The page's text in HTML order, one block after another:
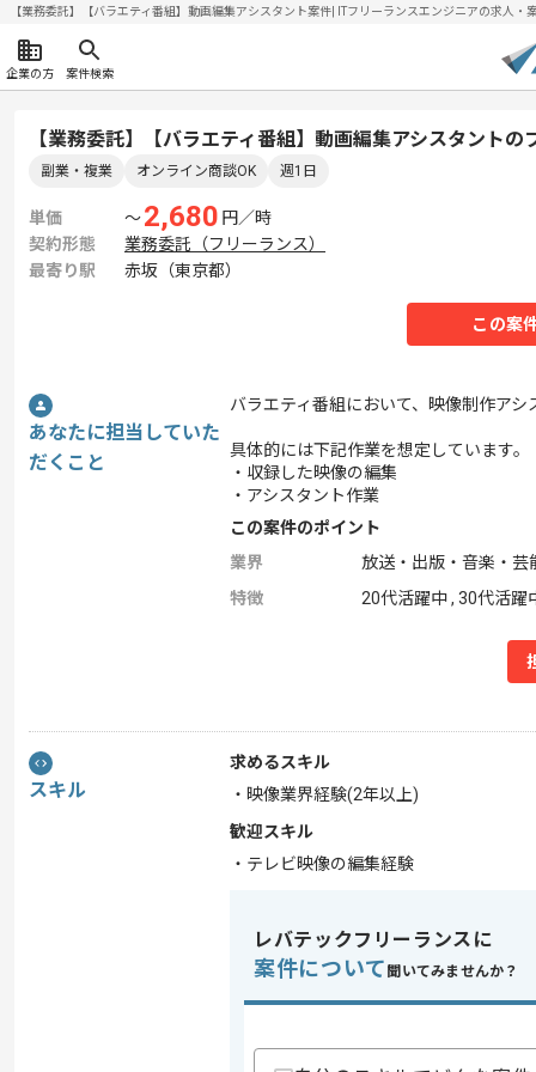
【業務委託】【バラエティ番組】動画編集アシスタント案件| ITフリーランスエンジニアの求人
企業の方 案件検索
【業務委託】【バラエティ番組】動画編集アシスタント
副業・複業 オンライン商談OK 週1日
単価 〜2,680 円／時
契約形態
業務委託（フリーランス）
最寄り駅
赤坂（東京都）
この案
あなたに担当していた
だくこと
バラエティ番組において、映像制作ア
具体的には下記作業を想定しています。
・収録した映像の編集
・アシスタント作業
この案件のポイント
業界
放送・出版・音楽・芸
特徴
20代活躍中 , 30代活躍
スキル
求めるスキル
・映像業界経験(2年以上)
歓迎スキル
・テレビ映像の編集経験
レバテックフリーランスに
案件について 聞いてみませんか？